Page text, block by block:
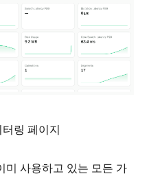
링 페이지
미 사용하고 있는 모든 가